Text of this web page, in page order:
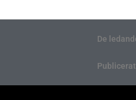
De
Publicerat